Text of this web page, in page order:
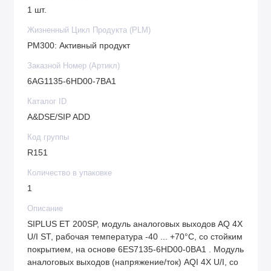
создания систем автоматического управления в
разнообразных сферах промышленного
производства.
1 шт.
Жизненный Цикл Продукта (PLM)
PM300: Активный продукт
Заказной Номер (Артикл)
6AG1135-6HD00-7BA1
Каталог ID
A&DSE/SIP ADD
Код группы
R151
Количество в упаковке
1
Описание
SIPLUS ET 200SP, модуль аналоговых выходов AQ 4X
U/I ST, рабочая температура -40 ... +70°C, со стойким
покрытием, на основе 6ES7135-6HD00-0BA1 . Модуль
аналоговых выходов (напряжение/ток) AQI 4X U/I, со